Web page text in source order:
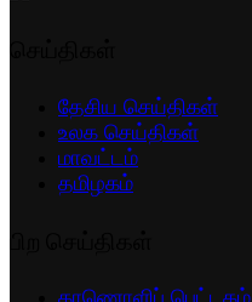
தேசிய செய்திகள்
உலக செய்திகள்
மாவட்டம்
தமிழகம்